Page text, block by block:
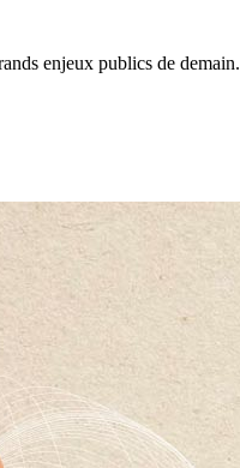
enjeux publics de demain.